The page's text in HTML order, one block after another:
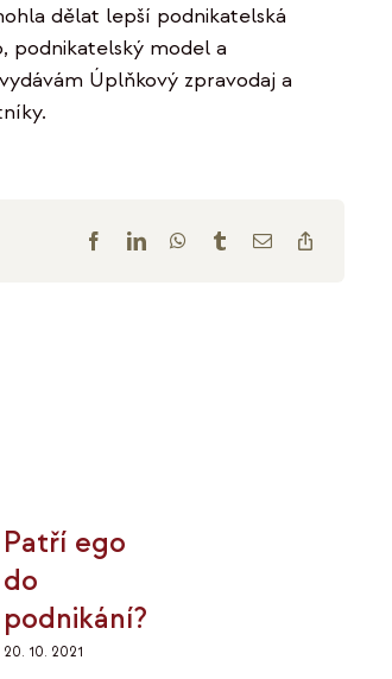
dělat lepší podnikatelská
podnikatelský model a
Úplňkový zpravodaj a
Patří ego
do
podnikání?
20. 10. 2021